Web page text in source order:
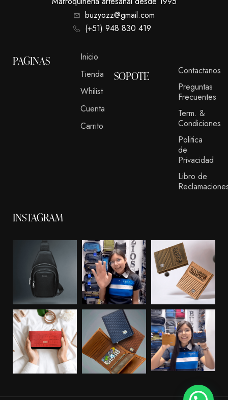
buzyozz@gmail.com
(+51) 948 830 419
PAGINAS
Inicio
Tienda
Whilist
Cuenta
Carrito
SOPOTE
Contactanos
Preguntas
Frecuentes
Term. &
Condiciones
Politica
de
Privacidad
Libro de
INSTAGRAM